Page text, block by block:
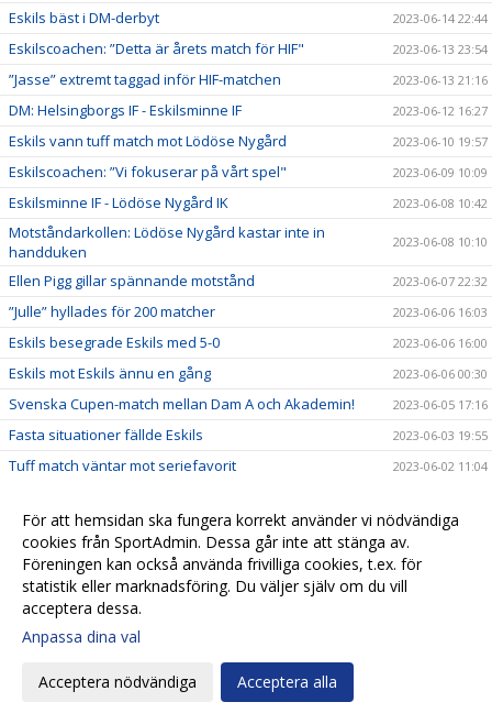
Eskils bäst i DM-derbyt 2023-06-14 22:44
Eskilscoachen: ”Detta är årets match för HIF" 2023-06-13 23:54
”Jasse” extremt taggad inför HIF-matchen 2023-06-13 21:16
DM: Helsingborgs IF - Eskilsminne IF 2023-06-12 16:27
Eskils vann tuff match mot Lödöse Nygård 2023-06-10 19:57
Eskilscoachen: ”Vi fokuserar på vårt spel" 2023-06-09 10:09
Eskilsminne IF - Lödöse Nygård IK 2023-06-08 10:42
Motståndarkollen: Lödöse Nygård kastar inte in
handduken
2023-06-08 10:10
Ellen Pigg gillar spännande motstånd 2023-06-07 22:32
”Julle” hyllades för 200 matcher 2023-06-06 16:03
Eskils besegrade Eskils med 5-0 2023-06-06 16:00
Eskils mot Eskils ännu en gång 2023-06-06 00:30
Svenska Cupen-match mellan Dam A och Akademin! 2023-06-05 17:16
Fasta situationer fällde Eskils 2023-06-03 19:55
Tuff match väntar mot seriefavorit 2023-06-02 11:04
nyförvärv
”Aggi” närmar sig toppformen 2023-05-30 21:51
IS Halmia - Eskilsminne IF 2023-05-30 10:56
Alma Bertilssons hat trick sänkte Mariebo
Motståndarkollen: Mariebo IK satsar på egna talanger
Alma inne på femte paret fotbollsskor
För att hemsidan ska fungera korrekt använder vi nödvändiga
cookies från SportAdmin. Dessa går inte att stänga av.
Föreningen kan också använda frivilliga cookies, t.ex. för
statistik eller marknadsföring. Du väljer själv om du vill
acceptera dessa.
Anpassa dina val
Acceptera nödvändiga Acceptera alla